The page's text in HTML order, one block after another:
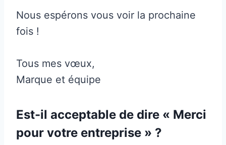
Nous espérons vous voir la prochaine
fois !
Tous mes vœux,
Marque et équipe
Est-il acceptable de dire « Merci
pour votre entreprise » ?